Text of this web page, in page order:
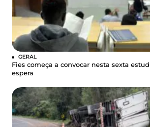
GERAL
Fies começa a convocar nesta sexta
espera